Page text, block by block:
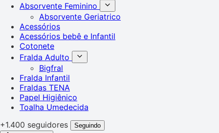
Absorvente Feminino
Absorvente Geriatrico
Acessórios
Acessórios bebê e Infantil
Cotonete
Fralda Adulto
Bigfral
Fralda Infantil
Fraldas TENA
Papel Higiênico
Toalha Umedecida
+1.400 seguidores
Seguindo